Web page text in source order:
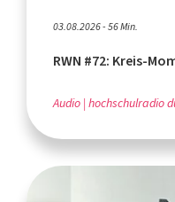
03.08.2026 - 56 Min.
RWN #72: Kreis-
Audio hochschulradio